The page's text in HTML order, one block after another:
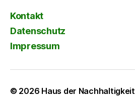
Kontakt
Datenschutz
Impressum
© 2026 Haus der Nachhaltigkeit